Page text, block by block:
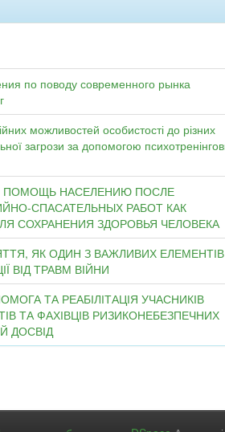
по поводу современного рынка
можливостей особистості до різних
загрози за допомогою
ПОМОЩЬ НАСЕЛЕНИЮ ПОСЛЕ
СПАСАТЕЛЬНЫХ РАБОТ КАК
СОХРАНЕНИЯ ЗДОРОВЬЯ ЧЕЛОВЕКА
ЯК ОДИН З ВАЖЛИВИХ ЕЛЕМЕНТІВ
ВІД ТРАВМ ВІЙНИ
ТА РЕАБІЛІТАЦІЯ УЧАСНИКІВ
ТА ФАХІВЦІВ РИЗИКОНЕБЕЗПЕЧНИХ
ДОСВІД